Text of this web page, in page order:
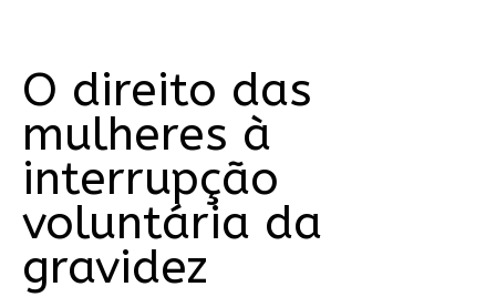
O direito das
mulheres à
interrupção
voluntária da
gravidez